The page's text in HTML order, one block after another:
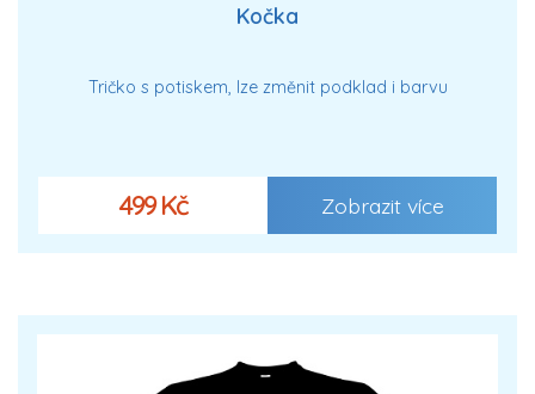
Kočka
Tričko s potiskem, lze změnit podklad i barvu
499 Kč Zobrazit více